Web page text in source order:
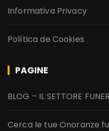
Informativa Privacy
Política de Cookies
PAGINE
BLOG – IL SETTORE
Cerca le tue Onoranze